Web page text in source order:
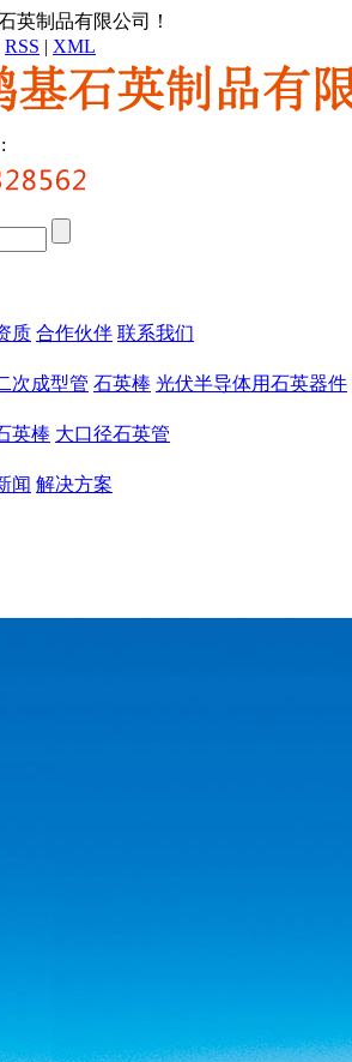
英制品有限公司！
RSS | XML
质 合作伙伴 联系我们
次成型管 石英棒 光伏半导体用石英器件
英棒 大口径石英管
闻 解决方案